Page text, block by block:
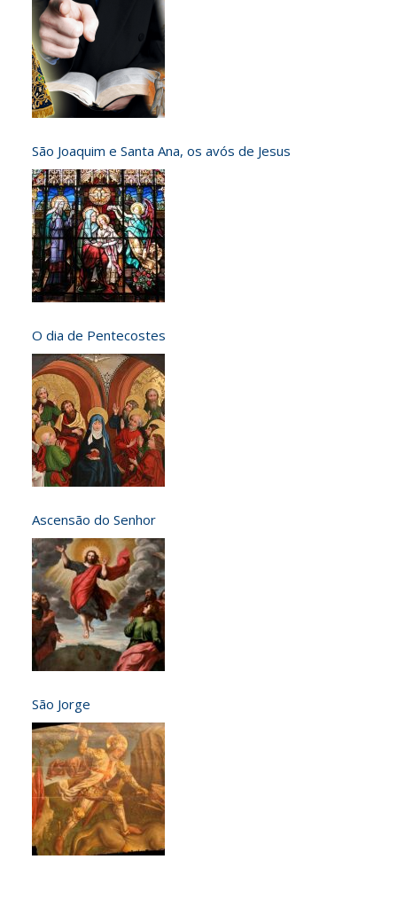
São Joaquim e Santa Ana, os avós de Jesus
O dia de Pentecostes
Ascensão do Senhor
São Jorge